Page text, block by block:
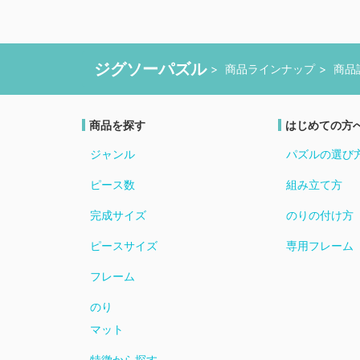
ジグソーパズル 商品ラインナップ 商品
商品を探す
ジャンル
ピース数
完成サイズ
ピースサイズ
フレーム
のり
マット
はじめての方
パズルの選び
組み立て方
のりの付け方
専用フレーム